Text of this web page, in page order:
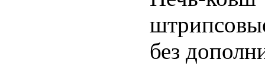
без